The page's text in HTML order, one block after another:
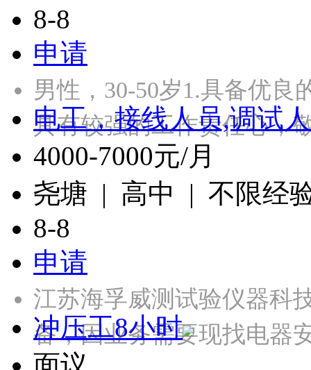
8-8
申请
男性，30-50岁1.具备优良
具有较强的工作责任心
电工，接线人员,调试
4000-7000元/月
尧塘 | 高中 | 不限经
8-8
申请
江苏海孚威测试验仪器科
备，因业务需要现找电
冲压工8小时